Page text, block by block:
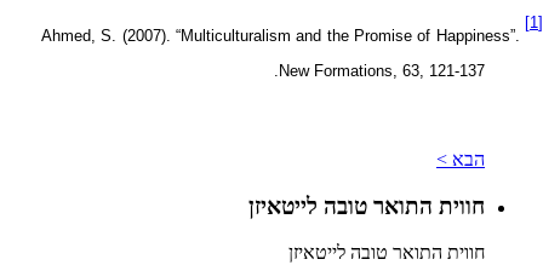
[1]
Ahmed, S. (2007). “Multiculturalism and the Promise of Happiness”.
New Formations, 63, 121-137.
הבא >
חווית התואר טובה לייטאיזן
חווית התואר טובה לייטאיזן